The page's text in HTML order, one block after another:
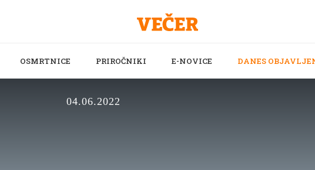
OSMRTNICE PRIROČNIKI E-NOVICE DANES
04.06.2022